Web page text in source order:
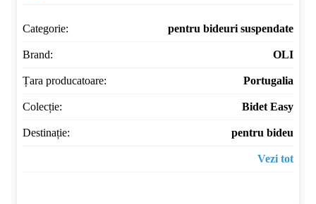
Categorie: pentru bideuri suspendate
Brand: OLI
Țara producatoare: Portugalia
Colecție: Bidet Easy
Destinație: pentru bideu
Vezi tot